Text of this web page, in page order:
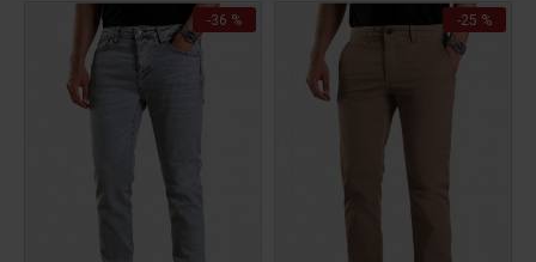
-36 % -25 %